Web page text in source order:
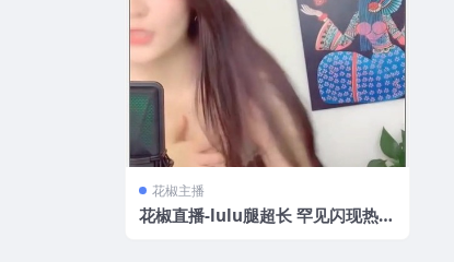
花椒主播
花椒直播-lulu腿超长 罕见闪现热舞